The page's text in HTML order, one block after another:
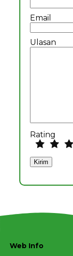
Email
Ulasan
Rating
Web Info